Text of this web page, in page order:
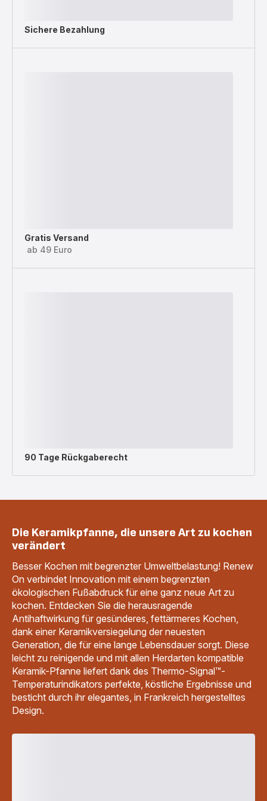
Sichere Bezahlung
Gratis Versand
ab 49 Euro
90 Tage Rückgaberecht
Die Keramikpfanne, die unsere Art zu kochen
verändert
Besser Kochen mit begrenzter Umweltbelastung! Renew
On verbindet Innovation mit einem begrenzten
ökologischen Fußabdruck für eine ganz neue Art zu
kochen. Entdecken Sie die herausragende
Antihaftwirkung für gesünderes, fettärmeres Kochen,
dank einer Keramikversiegelung der neuesten
Generation, die für eine lange Lebensdauer sorgt. Diese
leicht zu reinigende und mit allen Herdarten kompatible
Keramik-Pfanne liefert dank des Thermo-Signal™-
Temperaturindikators perfekte, köstliche Ergebnisse und
besticht durch ihr elegantes, in Frankreich hergestelltes
Design.